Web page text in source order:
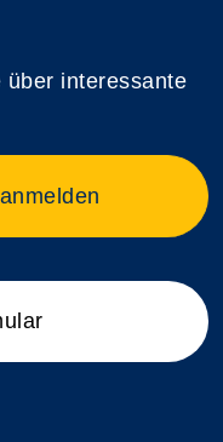
interessante